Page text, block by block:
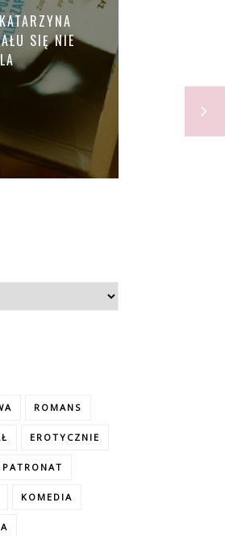
SIĘ NIE
ROMANS
EROTYCZNIE
PATRONAT
KOMEDIA